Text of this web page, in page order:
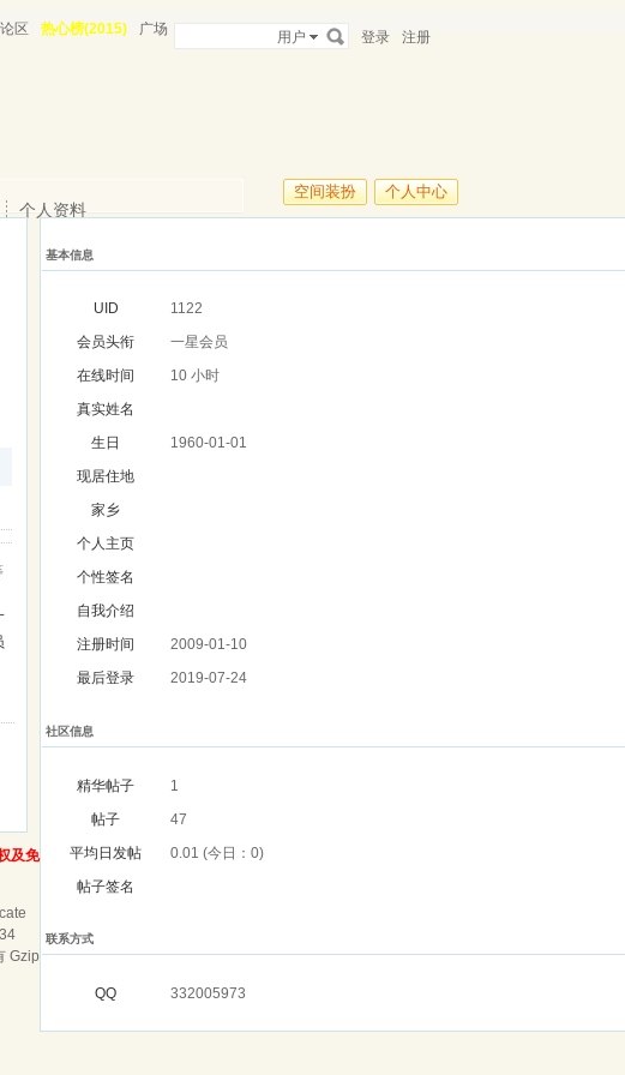
区 热心榜(2015) 广场 用户 登录 注册
空间装扮 个人中心
个人资料
基本信息
UID
1122
会员头衔
一星会员
在线时间
10 小时
真实姓名
生日
1960-01-01
现居住地
家乡
个人主页
个性签名
自我介绍
注册时间
2009-01-10
最后登录
2019-07-24
社区信息
精华帖子
1
帖子
47
平均日发帖
0.01 (今日：0)
帖子签名
联系方式
QQ 332005973
及免
Gzip